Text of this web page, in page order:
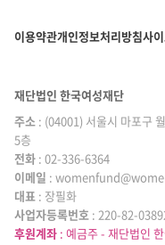
이용약관개인정보처리방침사
재단법인 한국여성재단
주소 : (04001) 서울시 마포구
5층
전화 : 02-336-6364
|
이메일 :
|
대표 : 장필화
|
사업자등록번호 : 220-82-
후원계좌 : 예금주 - 재단법인